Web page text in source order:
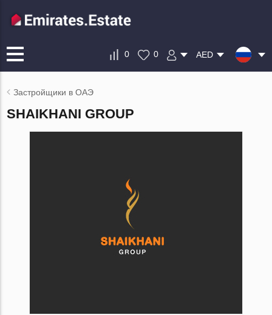
0 0 AED
Застройщики в ОАЭ
SHAIKHANI GROUP